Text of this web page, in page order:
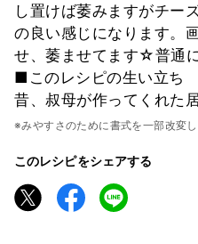
し置けば萎みますがチー
の良い感じになります。
せ、萎ませてます☆普通
■このレシピの生い立ち
昔、叔母が作ってくれた
※みやすさのために書式を一部改変し
このレシピをシェアする